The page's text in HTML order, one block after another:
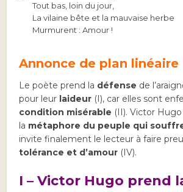
Tout bas, loin du jour,
La vilaine bête et la mauvaise herbe
Murmurent : Amour !
Annonce de plan linéaire
Le poète prend la défense de
pour leur laideur (I), car elles sont
condition misérable (II). Victor Hugo
la métaphore du peuple qui
invite finalement le lecteur à faire
tolérance et d’amour (IV).
I – Victor Hugo prend